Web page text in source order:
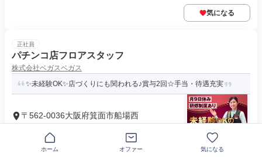
気になる
正社員
パチンコ店フロアスタッフ
株式会社ベガスベガス
✨未経験OK✨店づくりにも関われる♪賞与2回☆手当・待遇充実
〒562-0036大阪府箕面市船場西
求めている人材 ＼経験・学歴・年齢不問！／ 人と接すること
が好きで、 チームワークを大...
ホーム オファー 気になる